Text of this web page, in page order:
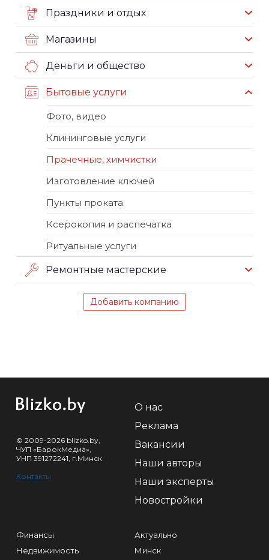
Праздники и отдых
Магазины
Деньги и общество
Бытовые услуги
Фото, видео
Клининговые услуги
Прачечные, химчистки
Изготовление ключей
Пункты проката
Ксерокопия и распечатка
Ритуальные услуги
Ремонтные мастерские
Добавить компанию
© 2009-2026 blizko.by,
ЧУП «БарокМедиа»,
УНП 391272241, г.Минск
Контакты
О нас
Реклама
Вакансии
Наши авторы
Наши эксперты
Новостройки
Финансы
Недвижимость
Актуально
Минск